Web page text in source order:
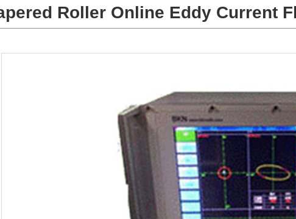
Roller Online Eddy Current